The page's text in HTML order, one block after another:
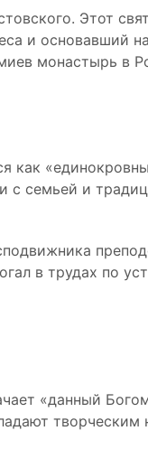
Этот
и основавший
монастырь в
как
с семьей и
в трудах по
«данный
творческим